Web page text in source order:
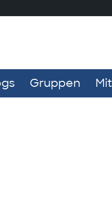
Gruppen